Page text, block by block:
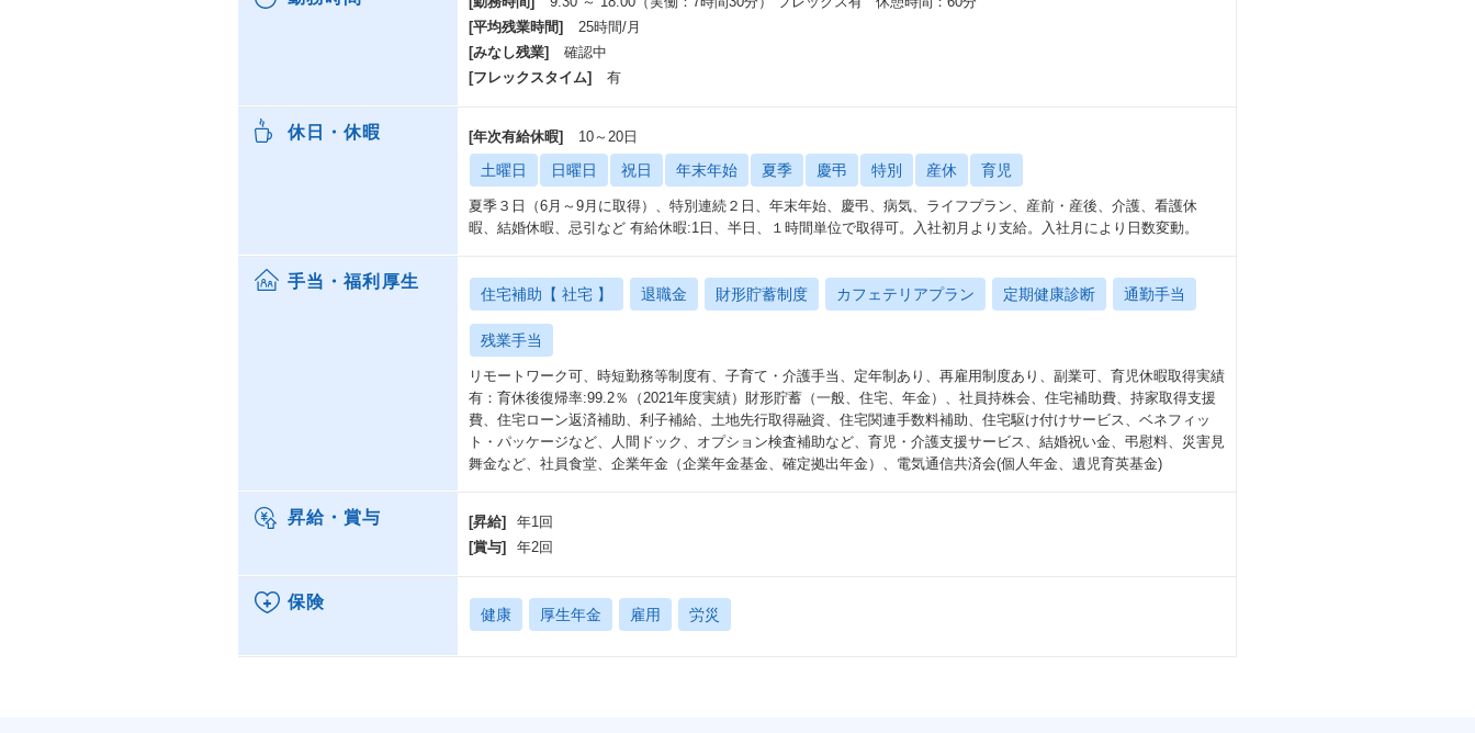
[平均残業時間]
25時間/月
[みなし残業]
確認中
[フレックスタイム]
有
休日・休暇 [年次有給休暇] 10～20日
土曜日 日曜日 祝日 年末年始 夏季 慶弔 特別 産休 育児
夏季３日（6月～9月に取得）、特別連続２日、年末年始、慶弔、病気、ライフプラン、産前・産後、介護、看護休
暇、結婚休暇、忌引など 有給休暇:1日、半日、１時間単位で取得可。入社初月より支給。入社月により日数変動。
手当・福利厚生
住宅補助【 社宅 】 退職金 財形貯蓄制度 カフェテリアプラン 定期健康診断 通勤手当
残業手当
リモートワーク可、時短勤務等制度有、子育て・介護手当、定年制あり、再雇用制度あり、副業可、育児休暇取得実績
有：育休後復帰率:99.2％（2021年度実績）財形貯蓄（一般、住宅、年金）、社員持株会、住宅補助費、持家取得支援
費、住宅ローン返済補助、利子補給、土地先行取得融資、住宅関連手数料補助、住宅駆け付けサービス、ベネフィッ
ト・パッケージなど、人間ドック、オプション検査補助など、育児・介護支援サービス、結婚祝い金、弔慰料、災害見
舞金など、社員食堂、企業年金（企業年金基金、確定拠出年金）、電気通信共済会(個人年金、遺児育英基金)
昇給・賞与 [昇給]
年1回
[賞与]
年2回
保険
健康 厚生年金 雇用 労災